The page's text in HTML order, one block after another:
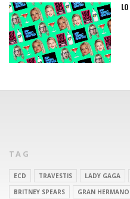
TAG
ECD TRAVESTIS LADY GAGA
BRITNEY SPEARS
GRAN HERMANO